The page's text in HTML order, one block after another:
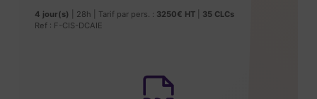
4 jour(s) | 28h | Tarif par pers. : 3250€ HT 35 CLCs
Ref : F-CIS-DCAIE